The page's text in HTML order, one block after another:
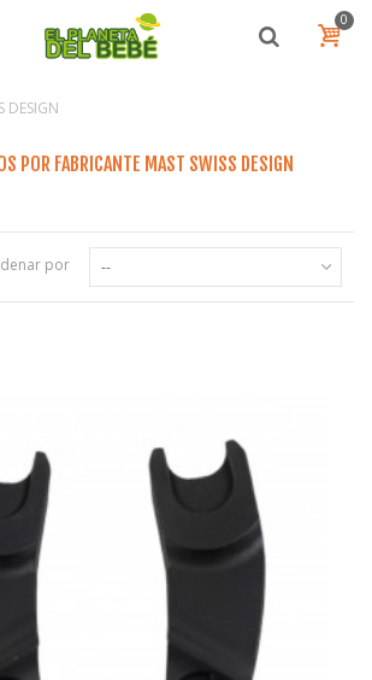
0
DESIGN
POR FABRICANTE MAST SWISS DESIGN
por --